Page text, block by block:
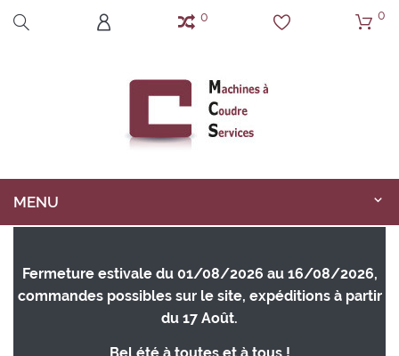
0 0
MENU
Fermeture estivale du 01/08/2026 au 16/08/2026,
commandes possibles sur le site, expéditions à partir
du 17 Août.